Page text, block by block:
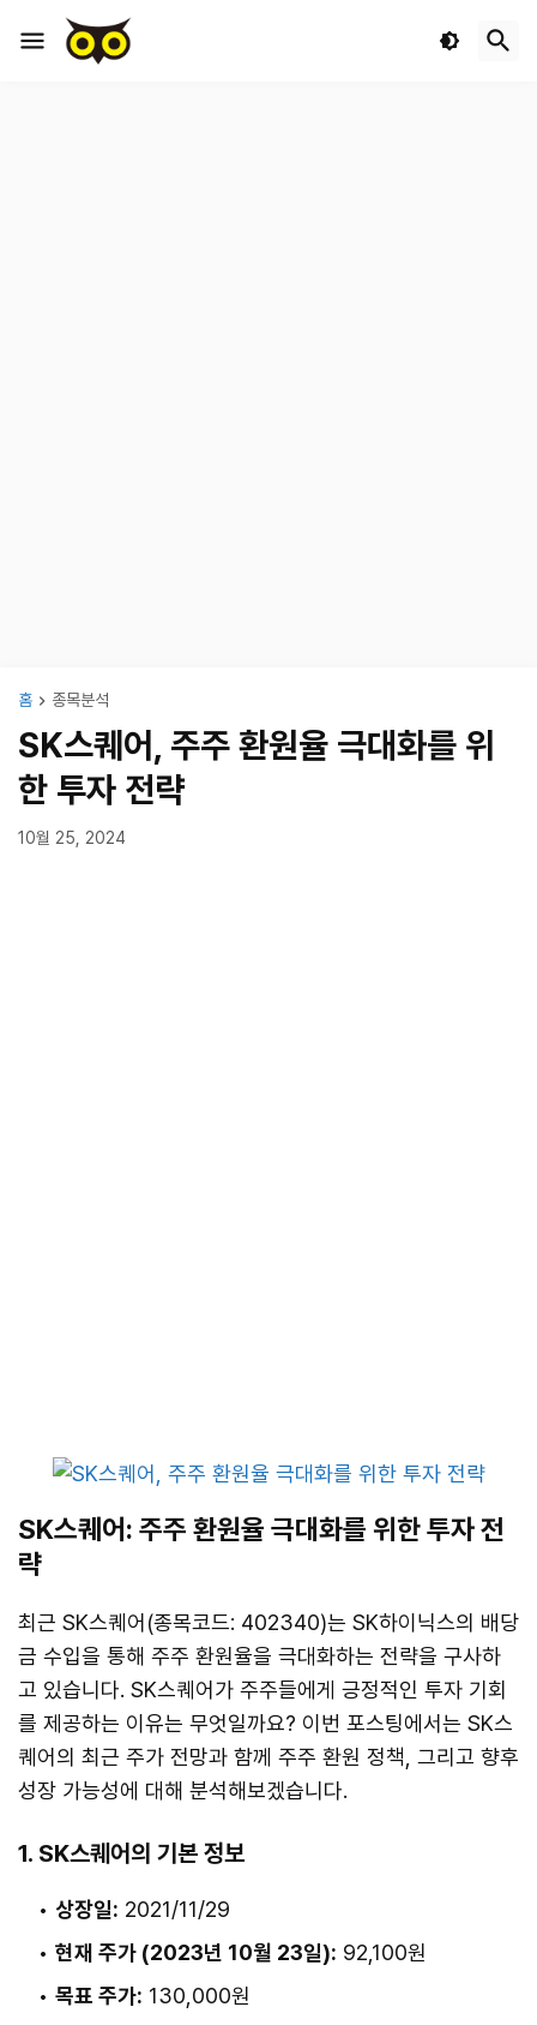
홈 종목분석
SK스퀘어, 주주 환원율 극대화를 위
한 투자 전략
10월 25, 2024
SK스퀘어: 주주 환원율 극대화를 위한 투자 전
략
최근 SK스퀘어(종목코드: 402340)는 SK하이닉스의 배당
금 수입을 통해 주주 환원율을 극대화하는 전략을 구사하
고 있습니다. SK스퀘어가 주주들에게 긍정적인 투자 기회
를 제공하는 이유는 무엇일까요? 이번 포스팅에서는 SK스
퀘어의 최근 주가 전망과 함께 주주 환원 정책, 그리고 향후
성장 가능성에 대해 분석해보겠습니다.
1. SK스퀘어의 기본 정보
상장일: 2021/11/29
현재 주가 (2023년 10월 23일): 92,100원
목표 주가: 130,000원